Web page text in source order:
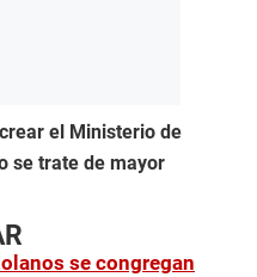
el Ministerio de
se trate de mayor
se congregan